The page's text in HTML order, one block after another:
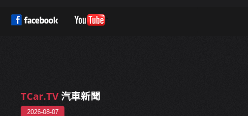
TCar.TV汽車新聞
2026-08-07